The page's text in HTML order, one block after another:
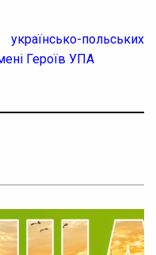
польських
Героїв УПА